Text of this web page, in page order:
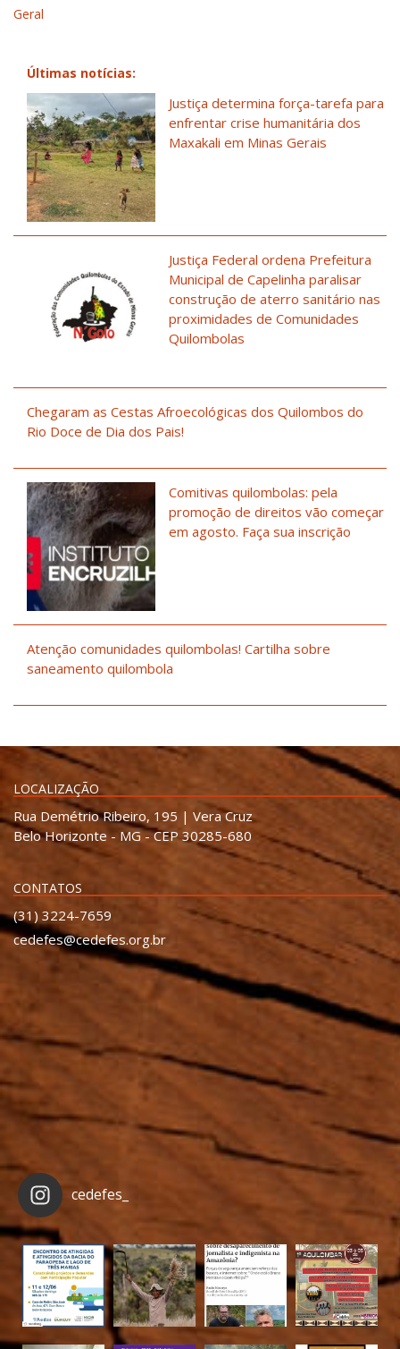
Geral
Últimas notícias:
Justiça determina força-tarefa para
enfrentar crise humanitária dos
Maxakali em Minas Gerais
Justiça Federal ordena Prefeitura
Municipal de Capelinha paralisar
construção de aterro sanitário nas
proximidades de Comunidades
Quilombolas
Chegaram as Cestas Afroecológicas dos Quilombos do
Rio Doce de Dia dos Pais!
Comitivas quilombolas: pela
promoção de direitos vão começar
em agosto. Faça sua inscrição
Atenção comunidades quilombolas! Cartilha sobre
saneamento quilombola
LOCALIZAÇÃO
Rua Demétrio Ribeiro, 195 | Vera Cruz
Belo Horizonte - MG - CEP 30285-680
CONTATOS
(31) 3224-7659
cedefes@cedefes.org.br
cedefes_